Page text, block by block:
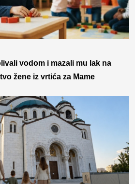
vodom i mazali mu lak na
žene iz vrtića za Mame